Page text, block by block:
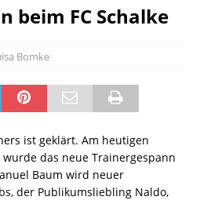
beim FC Schalke
Bomke
ist geklärt. Am heutigen
das neue Trainergespann
Baum wird neuer
der Publikumsliebling Naldo,